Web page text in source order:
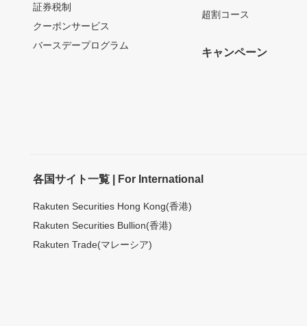
証券税制
クーポンサービス
バースデープログラム
超割コース
キャンペーン
各国サイト一覧 | For International
Rakuten Securities Hong Kong(香港)
Rakuten Securities Bullion(香港)
Rakuten Trade(マレーシア)